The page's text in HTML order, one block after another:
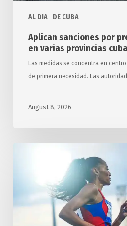
AL DIA DE CUBA
Aplican sanciones por
en varias provincias
Las medidas se concentra en
de primera necesidad. Las
August 8, 2026